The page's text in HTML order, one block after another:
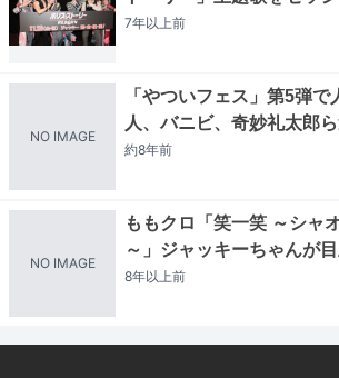
7年以上前
NO IMAGE
「やついフェス」第5弾
人、バニビ、奇妙礼太郎
約8年前
NO IMAGE
ももクロ「笑一笑 ～シャ
～」ジャッキーちゃんが
8年以上前